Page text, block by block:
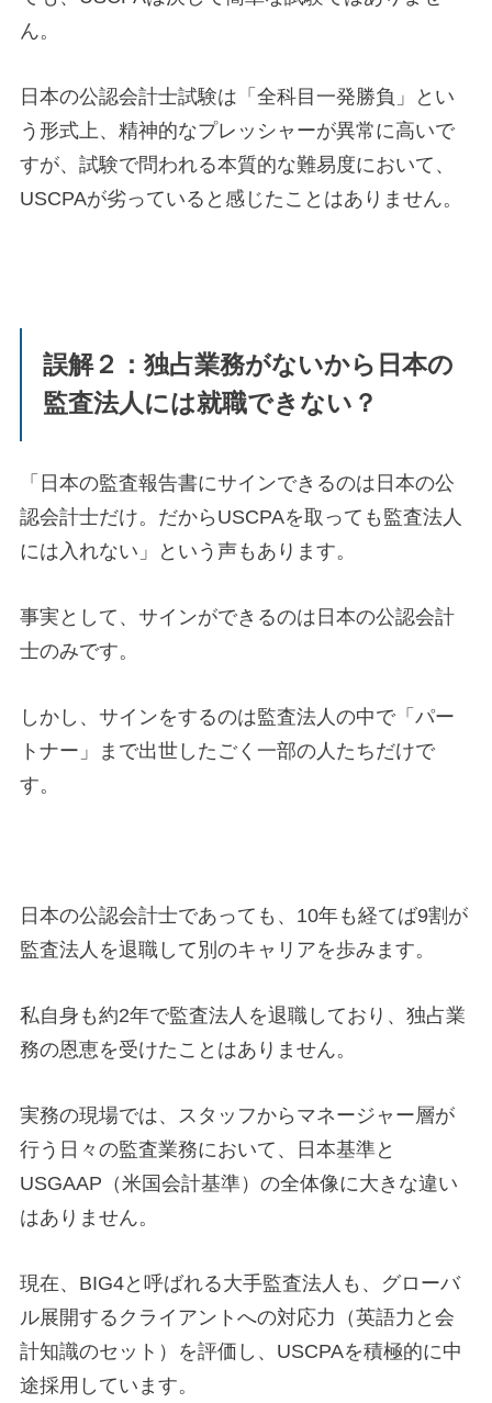
ん。
日本の公認会計士試験は「全科目一発勝負」とい
う形式上、精神的なプレッシャーが異常に高いで
すが、試験で問われる本質的な難易度において、
USCPAが劣っていると感じたことはありません。
誤解２：独占業務がないから日本の
監査法人には就職できない？
「日本の監査報告書にサインできるのは日本の公
認会計士だけ。だからUSCPAを取っても監査法人
には入れない」という声もあります。
事実として、サインができるのは日本の公認会計
士のみです。
しかし、サインをするのは監査法人の中で「パー
トナー」まで出世したごく一部の人たちだけで
す。
日本の公認会計士であっても、10年も経てば9割が
監査法人を退職して別のキャリアを歩みます。
私自身も約2年で監査法人を退職しており、独占業
務の恩恵を受けたことはありません。
実務の現場では、スタッフからマネージャー層が
行う日々の監査業務において、日本基準と
USGAAP（米国会計基準）の全体像に大きな違い
はありません。
現在、BIG4と呼ばれる大手監査法人も、グローバ
ル展開するクライアントへの対応力（英語力と会
計知識のセット）を評価し、USCPAを積極的に中
途採用しています。